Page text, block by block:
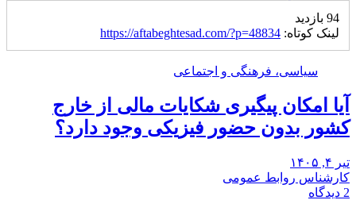
94 بازدید
لینک کوتاه: https://aftabeghtesad.com/?p=48834
سیاسی، فرهنگی و اجتماعی
آیا امکان پیگیری شکایات مالی از خارج
کشور بدون حضور فیزیکی وجود دارد؟
تیر ۴, ۱۴۰۵
کارشناس روابط عمومی
2 دیدگاه